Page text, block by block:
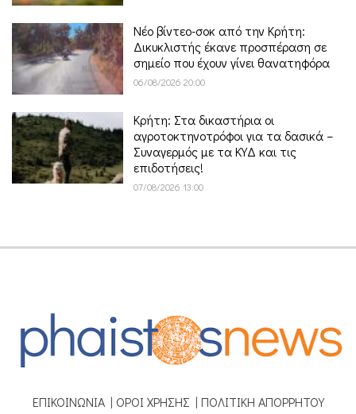
Νέο βίντεο-σοκ από την Κρήτη:
Δικυκλιστής έκανε προσπέραση σε
σημείο που έχουν γίνει θανατηφόρα
06/08/2026 20:00
Κρήτη: Στα δικαστήρια οι
αγροτοκτηνοτρόφοι για τα δασικά –
Συναγερμός με τα ΚΥΔ και τις
επιδοτήσεις!
07/08/2026 13:00
ΕΠΙΚΟΙΝΩΝΙΑ| ΟΡΟΙ ΧΡΗΣΗΣ | ΠΟΛΙΤΙΚΗ ΑΠΟΡΡΗΤΟΥ